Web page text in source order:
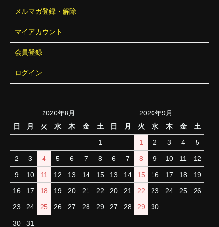
メルマガ登録・解除
マイアカウント
会員登録
ログイン
2026年8月
日
月 火 水 木 金 土
1
2 3 4 5 6 7 8
9 10 11 12 13 14 15
16 17 18 19 20 21 22
23 24 25 26 27 28 29
30 31
2026年9月
日
月 火 水 木 金 土
1 2 3 4 5
6 7 8 9 10 11 12
13 14 15 16 17 18 19
20 21 22 23 24 25 26
27 28 29 30